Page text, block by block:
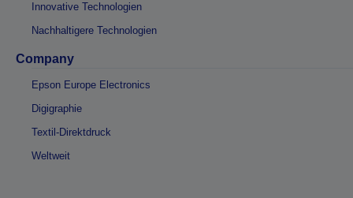
Innovative Technologien
Nachhaltigere Technologien
Company
Epson Europe Electronics
Digigraphie
Textil-Direktdruck
Weltweit